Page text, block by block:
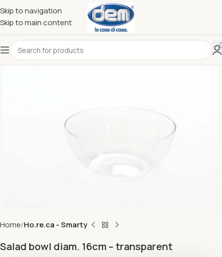
Skip to navigation
Skip to main content
Home Ho.re.ca - Smarty
Salad bowl diam. 16cm – transparent